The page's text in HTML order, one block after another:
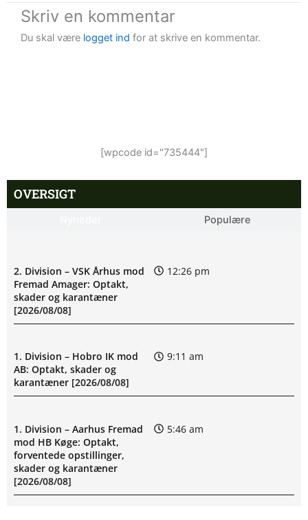
Skriv en kommentar
Du skal være logget ind for at skrive en kommentar.
[wpcode id="735444"]
OVERSIGT
Populære
2. Division – VSK Århus mod
Fremad Amager: Optakt,
skader og karantæner
[2026/08/08]
12:26 pm
1. Division – Hobro IK mod
AB: Optakt, skader og
karantæner [2026/08/08]
9:11 am
1. Division – Aarhus Fremad
mod HB Køge: Optakt,
forventede opstillinger,
skader og karantæner
[2026/08/08]
5:46 am